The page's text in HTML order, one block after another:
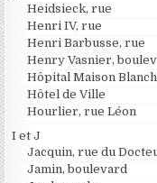
Heidsieck, rue
Henri IV, rue
Henri Barbusse, rue
Henry Vasnier,
Hôpital Maison
Hôtel de Ville
Hourlier, rue Léon
I et J
Jacquin, rue du
Jamin, boulevard